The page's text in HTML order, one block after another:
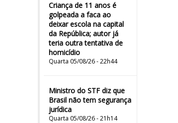
Criança de 11 anos é
golpeada a faca ao
deixar escola na capital
da República; autor já
teria outra tentativa de
homicídio
Quarta 05/08/26 - 22h44
Ministro do STF diz que
Brasil não tem segurança
jurídica
Quarta 05/08/26 - 21h14